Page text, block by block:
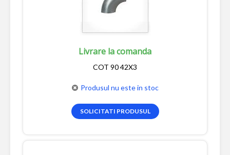
Livrare la comanda
COT 90 42X3
Produsul nu este in stoc
SOLICITATI PRODUSUL